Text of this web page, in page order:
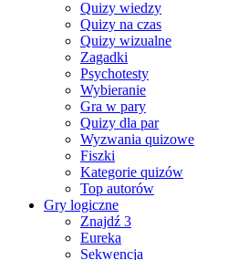
Quizy wiedzy
Quizy na czas
Quizy wizualne
Zagadki
Psychotesty
Wybieranie
Gra w pary
Quizy dla par
Wyzwania quizowe
Fiszki
Kategorie quizów
Top autorów
Gry logiczne
Znajdź 3
Eureka
Sekwencja